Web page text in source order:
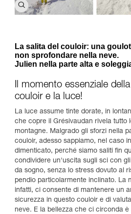
La salita del couloir: una
non sprofondare nella neve.
Julien nella parte alta e
Il momento essenziale
couloir e la luce!
La luce assume tinte dorate, in
che copre il Grésivaudan rivela tutto
montagne. Malgrado gli sforzi nella
couloir, adesso sappiamo, nel caso
dimenticato, perché siamo saliti fin
condividere un'uscita sugli sci con
da sogno, senza lo stress dovuto al
pendio particolarmente inclinato. La
infatti, ci consente di mantenere un
sicurezza in questo couloir e di
neve. E la bellezza che ci circonda